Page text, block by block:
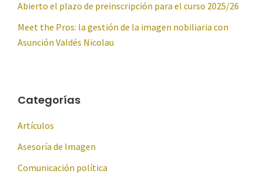
Abierto el plazo de preinscripción para el curso 2025/26
Meet the Pros: la gestión de la imagen nobiliaria con
Asunción Valdés Nicolau
Categorías
Artículos
Asesoría de Imagen
Comunicación política